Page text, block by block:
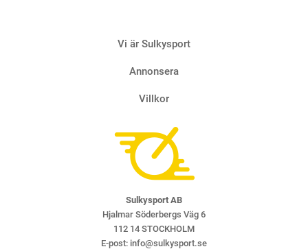
Vi är Sulkysport
Annonsera
Villkor
Sulkysport AB
Hjalmar Söderbergs Väg 6
112 14 STOCKHOLM
E-post: info@sulkysport.se